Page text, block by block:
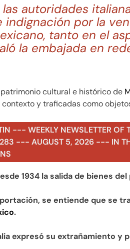
autoridades
por la
tanto en el
la embajada en
cultural e histórico de
y traficadas como
--- WEEKLY NEWSLETTER OF
283 --- AUGUST 5, 2026 --- IN
1934 la salida de bienes del
se entiende que se
.
expresó su extrañamiento y